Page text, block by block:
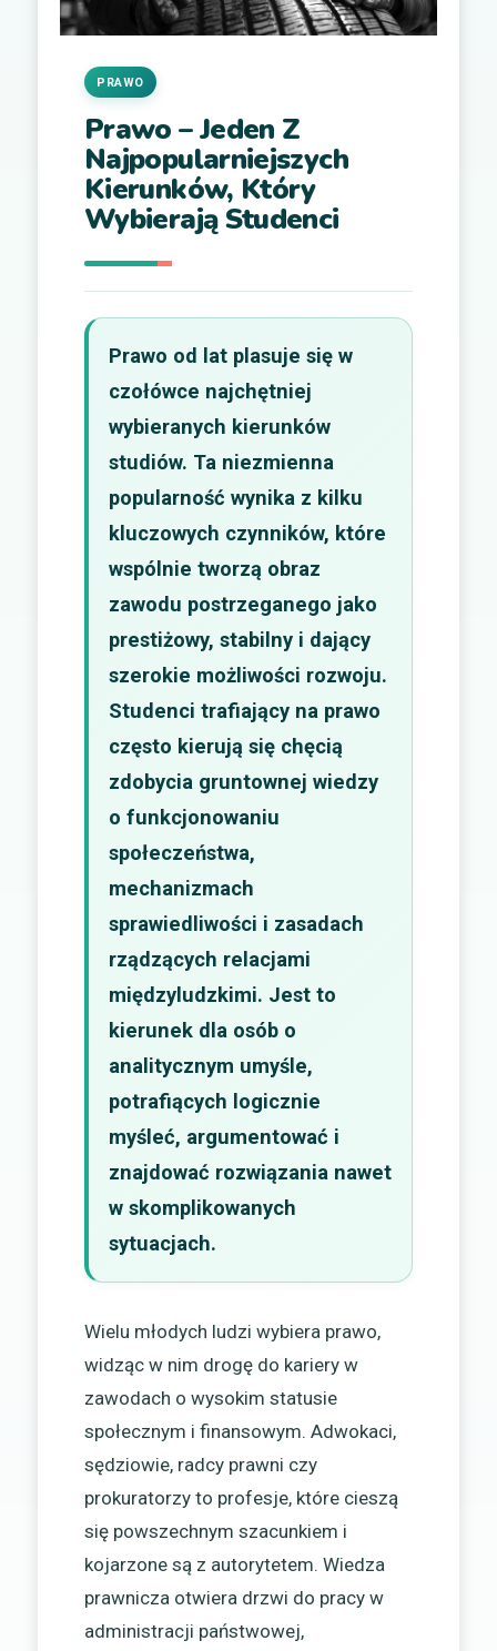
Prawo – Jeden Z
Najpopularniejszych
Kierunków, Który
Wybierają Studenci
PRAWO
Prawo od lat plasuje się w
czołówce najchętniej
wybieranych kierunków
studiów. Ta niezmienna
popularność wynika z kilku
kluczowych czynników, które
wspólnie tworzą obraz
zawodu postrzeganego jako
prestiżowy, stabilny i dający
szerokie możliwości rozwoju.
Studenci trafiający na prawo
często kierują się chęcią
zdobycia gruntownej wiedzy
o funkcjonowaniu
społeczeństwa,
mechanizmach
sprawiedliwości i zasadach
rządzących relacjami
międzyludzkimi. Jest to
kierunek dla osób o
analitycznym umyśle,
potrafiących logicznie
myśleć, argumentować i
znajdować rozwiązania nawet
w skomplikowanych
sytuacjach.
Wielu młodych ludzi wybiera prawo,
widząc w nim drogę do kariery w
zawodach o wysokim statusie
społecznym i finansowym. Adwokaci,
sędziowie, radcy prawni czy
prokuratorzy to profesje, które cieszą
się powszechnym szacunkiem i
kojarzone są z autorytetem. Wiedza
prawnicza otwiera drzwi do pracy w
administracji państwowej,